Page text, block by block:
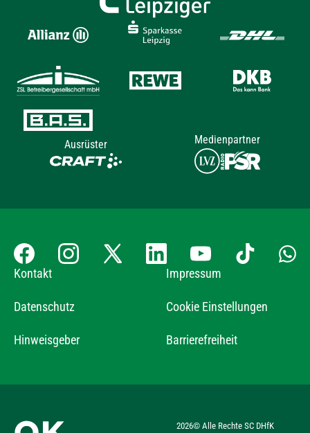
Ausrüster Medienpartner
Kontakt Impressum
Datenschutz Cookie Einstellungen
Hinweisgeber Barrierefreiheit
2026© Alle Rechte SC DHfK